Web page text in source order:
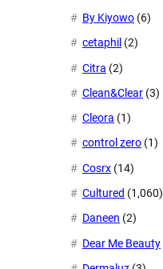
By Kiyowo (6)
cetaphil (2)
Citra (2)
Clean&Clear (3)
Cleora (1)
control zero (1)
Cosrx (14)
Cultured (1,060)
Daneen (2)
Dear Me Beauty